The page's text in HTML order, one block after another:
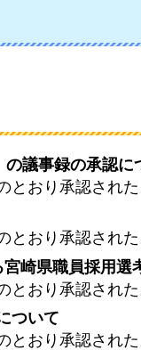
議事録の承認に
とおり承認された
とおり承認された
崎県職員採用選
とおり承認された
ついて
とおり承認された